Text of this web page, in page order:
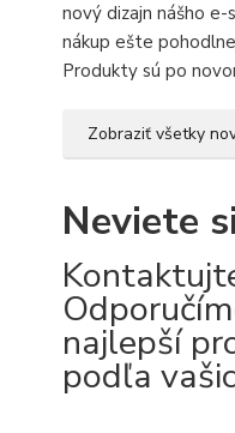
nový dizajn nášho
nákup ešte
Produkty sú po
Zobraziť všetky
Neviete
najlepší
podľa